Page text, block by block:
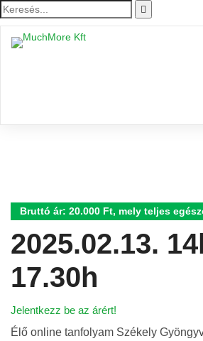
Bruttó ár: 20.000 Ft, mely teljes
2025.02.13.
17.30h
Jelentkezz be az árért!
Élő online tanfolyam Székely